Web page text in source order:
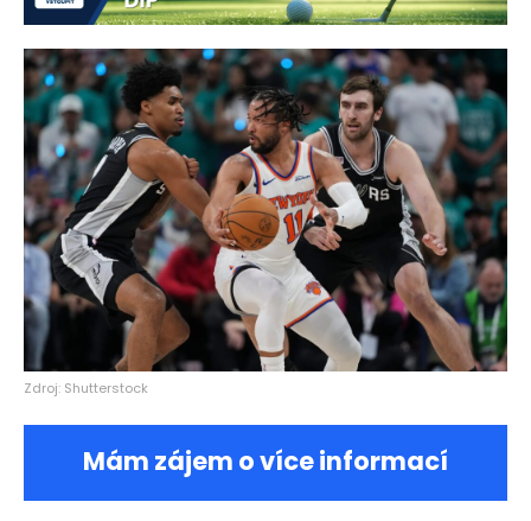
Zdroj: Shutterstock
Mám zájem o více informací